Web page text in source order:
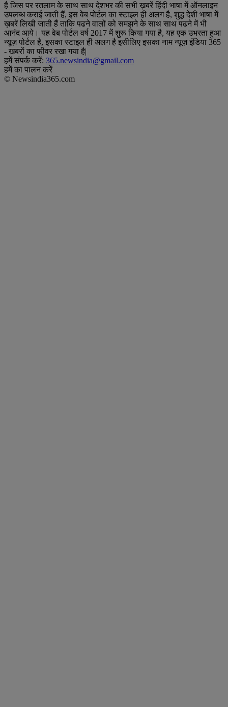
है जिस पर रतलाम के साथ साथ देशभर की सभी ख़बरें हिंदी भाषा में ऑनलाइन
उपलब्ध कराई जाती हैं, इस वेब पोर्टल का स्टाइल ही अलग है, शुद्ध देशी भाषा में
ख़बरें लिखी जाती हैं ताकि पढने वालों को समझने के साथ साथ पढने में भी
आनंद आये। यह वेब पोर्टल वर्ष 2017 में शुरू किया गया है, यह एक उभरता हुआ
न्यूज़ पोर्टल है, इसका स्टाइल ही अलग है इसीलिए इसका नाम न्यूज़ इंडिया 365
- खबरों का फीवर रखा गया है|
हमें संपर्क करें: 365.newsindia@gmail.com
हमें का पालन करें
© Newsindia365.com